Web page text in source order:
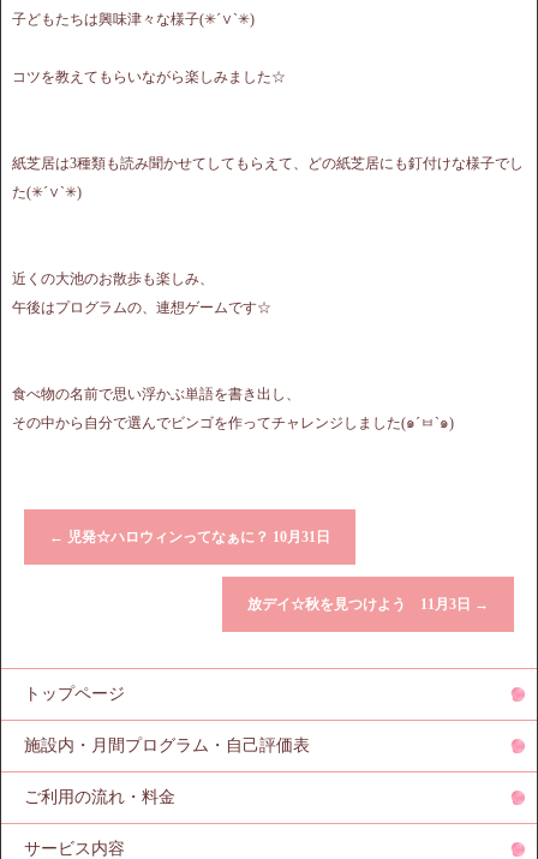
子どもたちは興味津々な様子(✳︎´∨︎`✳︎)
コツを教えてもらいながら楽しみました☆
紙芝居は3種類も読み聞かせてしてもらえて、どの紙芝居にも釘付けな様子でし
た(✳︎´∨︎`✳︎)
近くの大池のお散歩も楽しみ、
午後はプログラムの、連想ゲームです☆
食べ物の名前で思い浮かぶ単語を書き出し、
その中から自分で選んでビンゴを作ってチャレンジしました(๑´ㅂ`๑)
← 児発☆ハロウィンってなぁに？ 10月31日
放デイ☆秋を見つけよう 11月3日 →
トップページ
施設内・月間プログラム・自己評価表
ご利用の流れ・料金
サービス内容